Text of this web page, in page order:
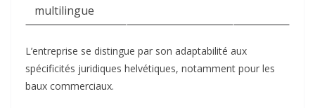
multilingue
L’entreprise se distingue par son adaptabilité aux
spécificités juridiques helvétiques, notamment pour les
baux commerciaux.